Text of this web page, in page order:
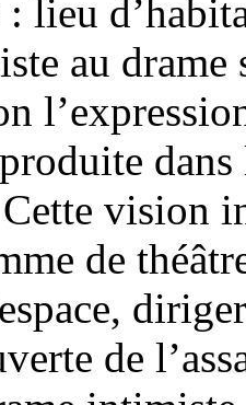
: lieu
au
vision
de
de